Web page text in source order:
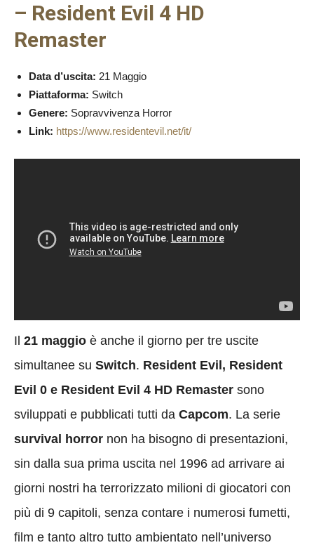
– Resident Evil 4 HD
Remaster
Data d’uscita: 21 Maggio
Piattaforma: Switch
Genere: Sopravvivenza Horror
Link: https://www.residentevil.net/it/
Il 21 maggio è anche il giorno per tre uscite
simultanee su Switch. Resident Evil, Resident
Evil 0 e Resident Evil 4 HD Remaster sono
sviluppati e pubblicati tutti da Capcom. La serie
survival horror non ha bisogno di presentazioni,
sin dalla sua prima uscita nel 1996 ad arrivare ai
giorni nostri ha terrorizzato milioni di giocatori con
più di 9 capitoli, senza contare i numerosi fumetti,
film e tanto altro tutto ambientato nell’universo